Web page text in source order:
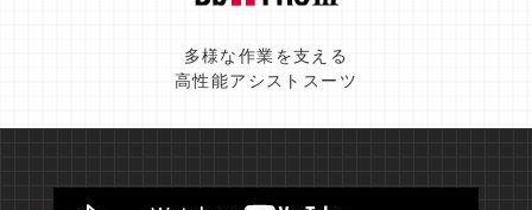
多様な作業を支える
高性能アシストスーツ